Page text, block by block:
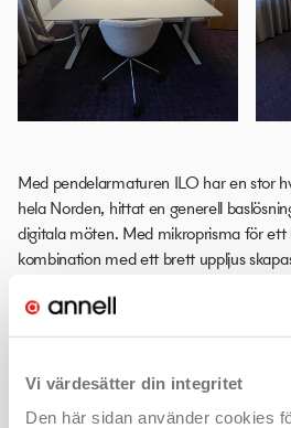
Vi värdesätter din integritet
Den här sidan använder cookies
Med pendelarmaturen ILO har en stor
hela Norden, hittat en generell
digitala möten. Med mikroprisma för ett
kombination med ett brett uppljus
bildupptagning. Armaturen placeras
då fungerar som sekundär reflektor
mötesdeltagaren själv kan balansera
indirekt ljus.